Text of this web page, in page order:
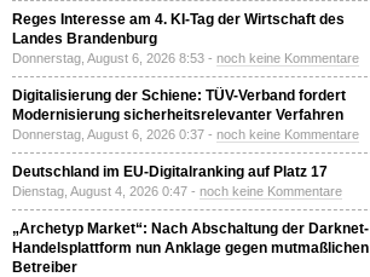
Reges Interesse am 4. KI-Tag der Wirtschaft des
Landes Brandenburg
Donnerstag, August 6, 2026 8:53 - noch keine Kommentare
Digitalisierung der Schiene: TÜV-Verband fordert
Modernisierung sicherheitsrelevanter Verfahren
Donnerstag, August 6, 2026 0:37 - noch keine Kommentare
Deutschland im EU-Digitalranking auf Platz 17
Dienstag, August 4, 2026 0:47 - noch keine Kommentare
„Archetyp Market“: Nach Abschaltung der Darknet-
Handelsplattform nun Anklage gegen mutmaßlichen
Betreiber